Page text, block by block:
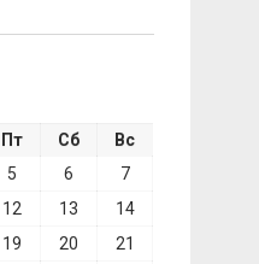
Пт Сб
Вс
5 6
7
12 13
14
19 20
21